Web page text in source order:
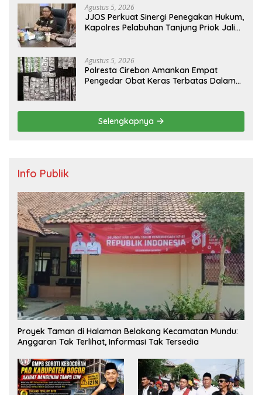
Agustus 5, 2026
JJOS Perkuat Sinergi Penegakan Hukum,
Kapolres Pelabuhan Tanjung Priok Jalin
Agustus 5, 2026
Polresta Cirebon Amankan Empat
Pengedar Obat Keras Terbatas Dalam
Selengkapnya
Info Publik
Proyek Taman di Halaman Belakang Kecamatan Mundu:
Anggaran Tak Terlihat, Informasi Tak Tersedia